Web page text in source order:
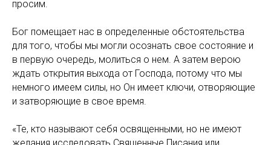
просим.
Бог помещает нас в определенные обстоятельства
для того, чтобы мы могли осознать свое состояние и
в первую очередь, молиться о нем. А затем верою
ждать открытия выхода от Господа, потому что мы
немного имеем силы, но Он имеет ключи, отворяющие
и затворяющие в свое время.
«Те, кто называют себя освященными, но не имеют